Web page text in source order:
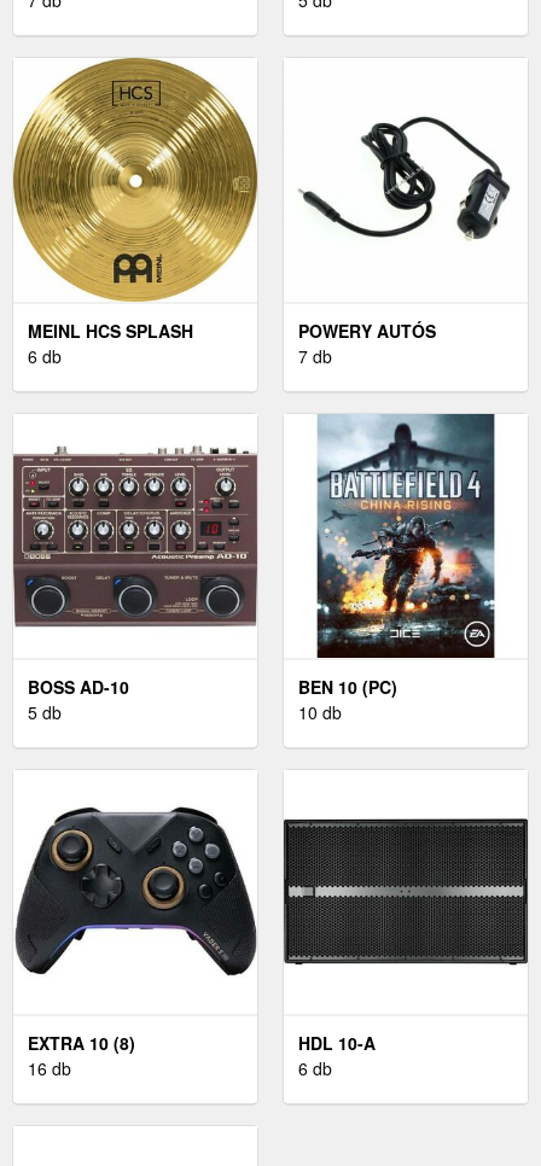
MEINL HCS SPLASH
CINTÁNYÉR 10"
6 db
POWERY AUTÓS
TÖLTŐKÁBEL HTC 10
7 db
BOSS AD-10
5 db
BEN 10 (PC)
10 db
EXTRA 10 (8)
16 db
HDL 10-A
6 db